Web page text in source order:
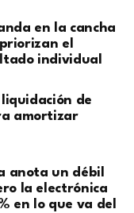
en la cancha
el
individual
de
amortizar
anota un débil
la electrónica
en lo que va del